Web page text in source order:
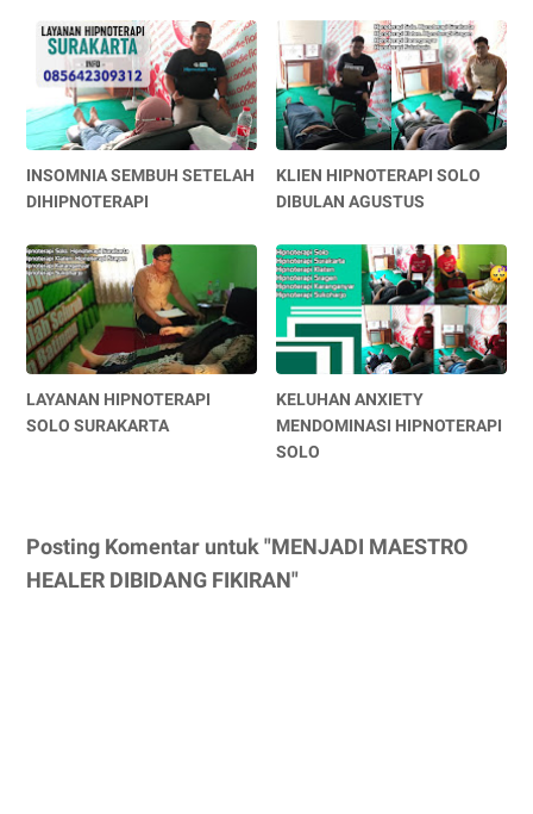
INSOMNIA SEMBUH SETELAH
DIHIPNOTERAPI
KLIEN HIPNOTERAPI SOLO
DIBULAN AGUSTUS
LAYANAN HIPNOTERAPI
SOLO SURAKARTA
KELUHAN ANXIETY
MENDOMINASI HIPNOTERAPI
SOLO
Posting Komentar untuk "MENJADI MAESTRO
HEALER DIBIDANG FIKIRAN"